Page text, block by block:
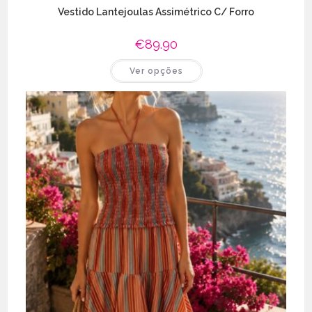
Vestido Lantejoulas Assimétrico C/ Forro
€89.90
Ver opções
product
multiple
variants.
The
options
may
be
chosen
on
the
product
page